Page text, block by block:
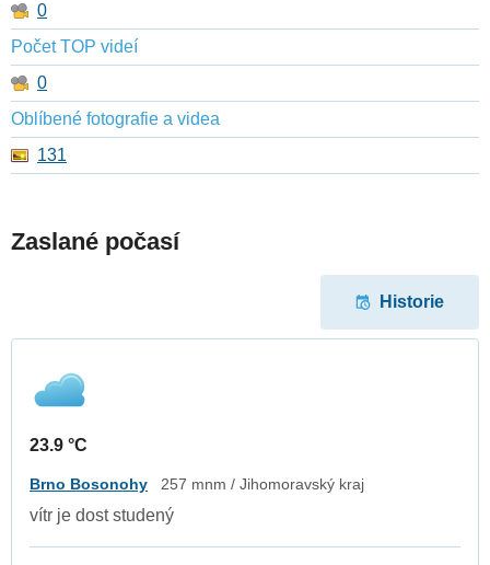
0
Počet TOP videí
0
Oblíbené fotografie a videa
131
Zaslané počasí
Historie
23.9 °C
Brno Bosonohy 257 mnm / Jihomoravský kraj
vítr je dost studený